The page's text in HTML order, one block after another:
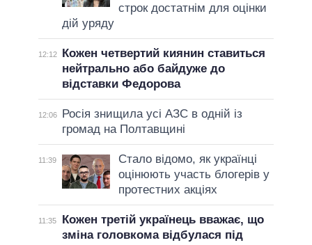
строк достатнім для оцінки
дій уряду
12:12
Кожен четвертий киянин ставиться
нейтрально або байдуже до
відставки Федорова
12:06
Росія знищила усі АЗС в одній із
громад на Полтавщині
11:39
Стало відомо, як українці
оцінюють участь блогерів у
протестних акціях
11:35
Кожен третій українець вважає, що
зміна головкома відбулася під